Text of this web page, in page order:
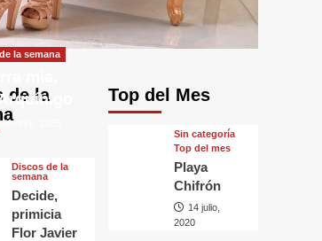
de la
la semana
2025
Discos de la
semana
Decide,
primicia
Flor Javier
Top del Mes
Sin categorí­a
Top del mes
Playa
Chifrón
14 julio,
2020